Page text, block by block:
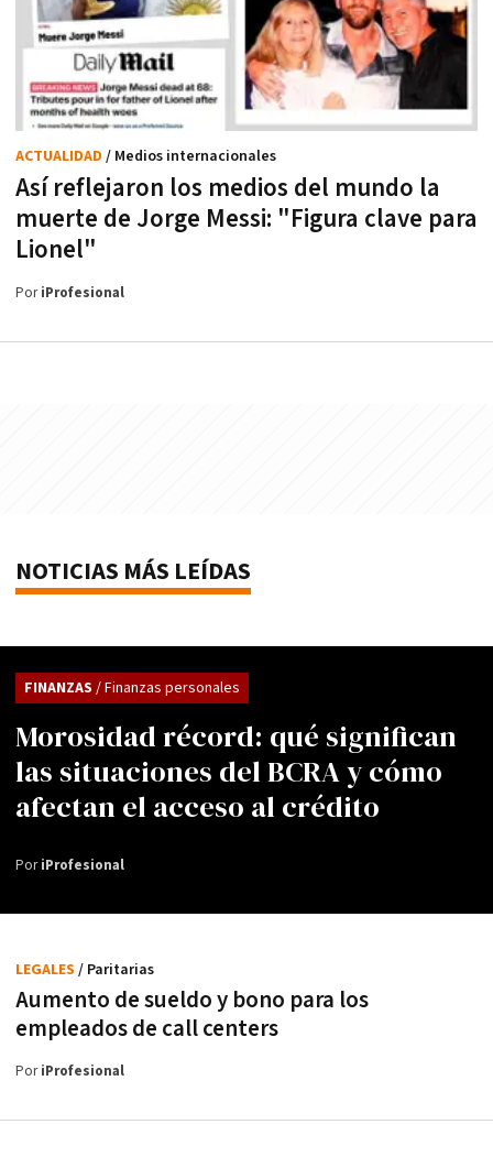
Así reflejaron los medios del mundo la
muerte de Jorge Messi: "Figura clave para
Lionel"
ACTUALIDAD / Medios internacionales
PoriProfesional
NOTICIAS MÁS LEÍDAS
Morosidad récord: qué significan
las situaciones del BCRA y cómo
afectan el acceso al crédito
FINANZAS / Finanzas personales
PoriProfesional
Aumento de sueldo y bono para los
empleados de call centers
LEGALES / Paritarias
PoriProfesional